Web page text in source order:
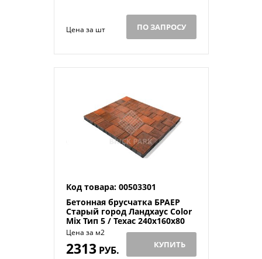
Цена за шт ПО ЗАПРОСУ
Код товара: 00503301
Бетонная брусчатка БРАЕР
Старый город Ландхаус Color
Mix Тип 5 / Техас 240x160x80
Цена за м2
2313РУБ. КУПИТЬ